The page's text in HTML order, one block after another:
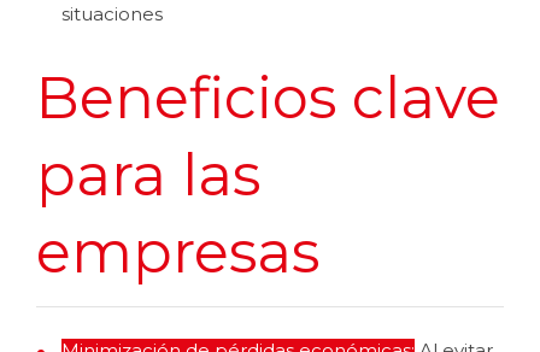
situaciones
Beneficios clave
para las
empresas